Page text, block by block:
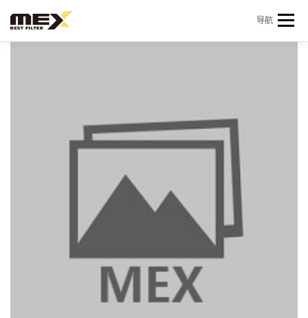
导航